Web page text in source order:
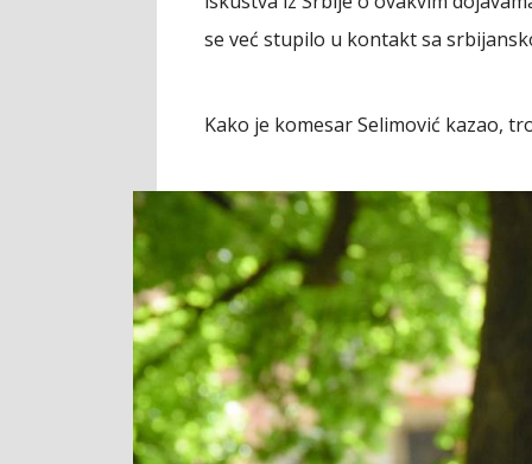
se već stupilo u kontakt sa
Kako je komesar Selimović kazao,